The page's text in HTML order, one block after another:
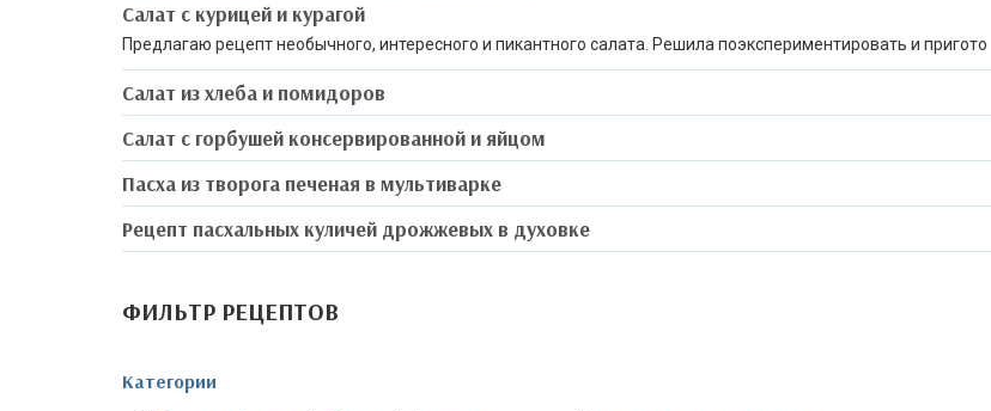
Салат с курицей и курагой
Предлагаю рецепт необычного, интересного и пикантного салата. Решила поэкспериментировать и пригото
Салат из хлеба и помидоров
Салат с горбушей консервированной и яйцом
Пасха из творога печеная в мультиварке
Рецепт пасхальных куличей дрожжевых в духовке
ФИЛЬТР РЕЦЕПТОВ
Категории